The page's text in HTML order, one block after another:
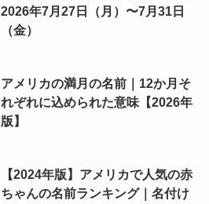
2026年7月27日（月）〜7月31日
（金）
アメリカの満月の名前｜12か月そ
れぞれに込められた意味【2026年
版】
【2024年版】アメリカで人気の赤
ちゃんの名前ランキング｜名付け